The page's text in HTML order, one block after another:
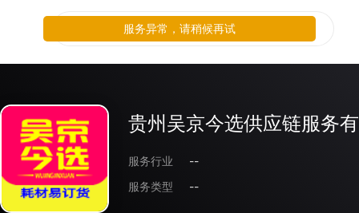
贵州吴京今选供应链服务
服务行业
--
服务类型
--
服务异常，请稍候再试